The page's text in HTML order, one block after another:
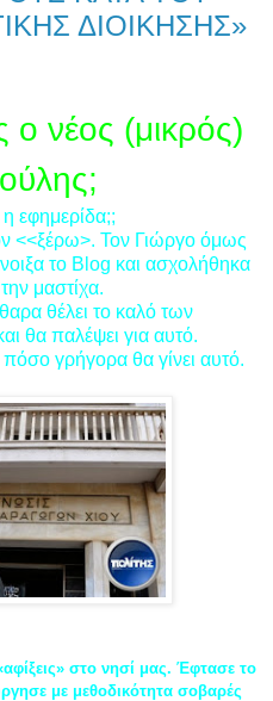
ΔΙΟΙΚΗΣΗΣ»
ο νέος (μικρός)
εφημερίδα;;
<<ξέρω>. Τον Γιώργο όμως
το Blog και ασχολήθηκα
μαστίχα.
θέλει το καλό των
θα παλέψει για αυτό.
γρήγορα θα γίνει αυτό.
στο νησί μας. Έφτασε το
με μεθοδικότητα σοβαρές